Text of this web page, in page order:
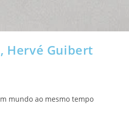
Hervé Guibert
mundo ao mesmo tempo